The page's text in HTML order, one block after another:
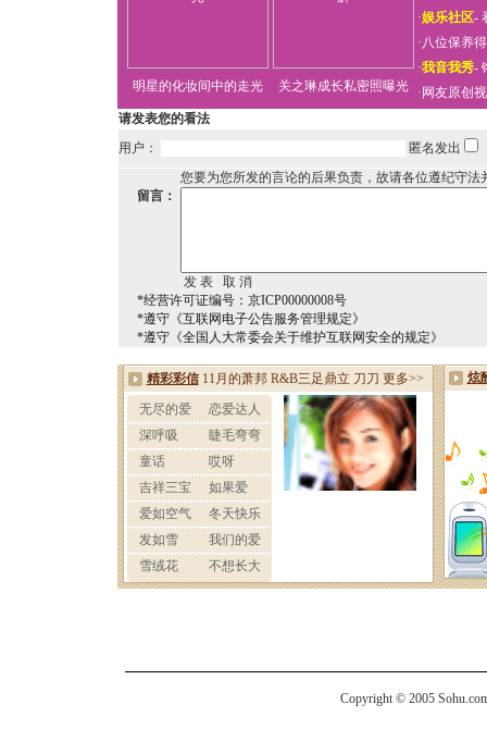
明星的化妆间中的走光 关之琳成长私密照曝光
·娱乐社区-
·八位保养
·我音我秀-
· 网友原创
请发表您的看法
用户：
匿名发出
您要为您所发的言论的后果负责，故请各位遵纪守法
留言：
*经营许可证编号：京ICP00000008号
*遵守《互联网电子公告服务管理规定》
*遵守《全国人大常委会关于维护互联网安全的规定》
Copyright © 2005